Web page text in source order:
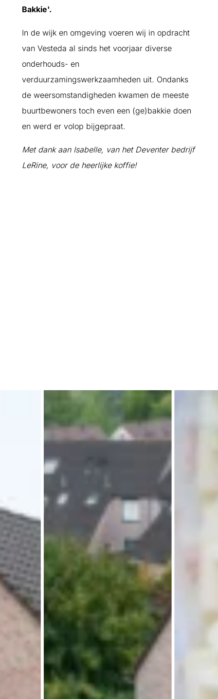
Bakkie'.
In de wijk en omgeving voeren wij in opdracht
van Vesteda al sinds het voorjaar diverse
onderhouds- en
verduurzamingswerkzaamheden uit. Ondanks
de weersomstandigheden kwamen de meeste
buurtbewoners toch even een (ge)bakkie doen
en werd er volop bijgepraat.
Met dank aan Isabelle, van het Deventer bedrijf
LeRine, voor de heerlijke koffie!